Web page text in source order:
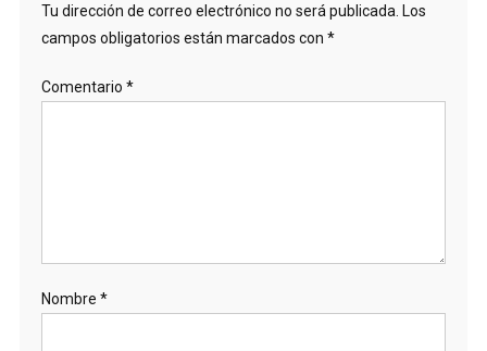
Tu dirección de correo electrónico no será publicada. Los
campos obligatorios están marcados con *
Comentario *
Nombre *